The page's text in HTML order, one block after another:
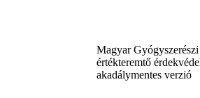
Magyar
értékteremtő
akadálymentes verzió